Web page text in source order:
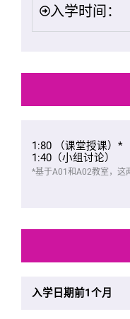
入学时间：
1:80 （课堂授课）*
1:40（小组讨论）
*基于A01和A02教室，这
入学日期前1个月